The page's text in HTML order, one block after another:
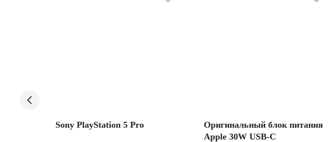
Sony PlayStation 5 Pro
Оригинальный блок питания
Apple 30W USB-C